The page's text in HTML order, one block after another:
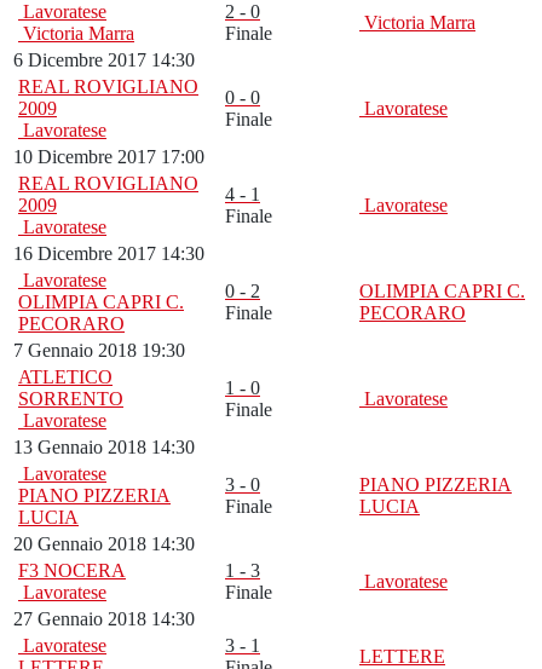
Lavoratese
Victoria Marra
2 - 0
Finale
Victoria Marra
6 Dicembre 2017 14:30
REAL ROVIGLIANO
2009
Lavoratese
0 - 0
Finale
Lavoratese
10 Dicembre 2017 17:00
REAL ROVIGLIANO
2009
Lavoratese
4 - 1
Finale
Lavoratese
16 Dicembre 2017 14:30
Lavoratese
OLIMPIA CAPRI C.
PECORARO
0 - 2
Finale
OLIMPIA CAPRI C.
PECORARO
7 Gennaio 2018 19:30
ATLETICO
SORRENTO
Lavoratese
1 - 0
Finale
Lavoratese
13 Gennaio 2018 14:30
Lavoratese
PIANO PIZZERIA
LUCIA
3 - 0
Finale
PIANO PIZZERIA
LUCIA
20 Gennaio 2018 14:30
F3 NOCERA
Lavoratese
1 - 3
Finale
Lavoratese
27 Gennaio 2018 14:30
Lavoratese
3 - 1
LETTERE